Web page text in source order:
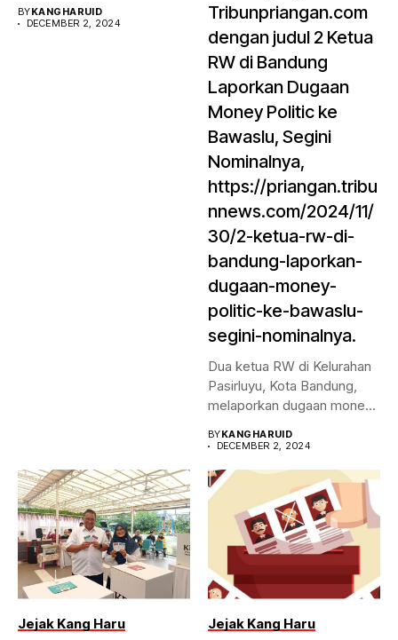
BYKANGHARUID
DECEMBER 2, 2024
Tribunpriangan.com
dengan judul 2 Ketua
RW di Bandung
Laporkan Dugaan
Money Politic ke
Bawaslu, Segini
Nominalnya,
https://priangan.tribu
nnews.com/2024/11/
30/2-ketua-rw-di-
bandung-laporkan-
dugaan-money-
politic-ke-bawaslu-
segini-nominalnya.
Dua ketua RW di Kelurahan
Pasirluyu, Kota Bandung,
melaporkan dugaan money
BYKANGHARUID
DECEMBER 2, 2024
Jejak Kang Haru Jejak Kang Haru